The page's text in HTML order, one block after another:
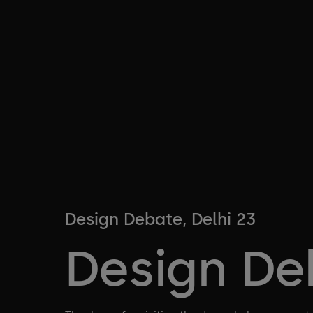
Design Debate, Delhi 23
Design